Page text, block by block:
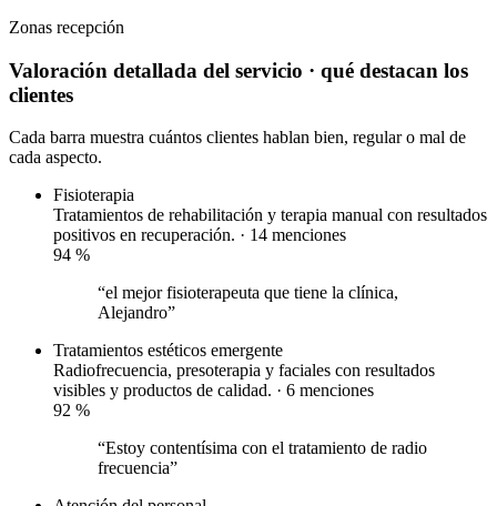
Zonas recepción
Valoración detallada del servicio · qué destacan los
clientes
Cada barra muestra cuántos clientes hablan bien, regular o mal de
cada aspecto.
Fisioterapia
Tratamientos de rehabilitación y terapia manual con resultados
positivos en recuperación. · 14 menciones
94 %
“el mejor fisioterapeuta que tiene la clínica,
Alejandro”
Tratamientos estéticos emergente
Radiofrecuencia, presoterapia y faciales con resultados
visibles y productos de calidad. · 6 menciones
92 %
“Estoy contentísima con el tratamiento de radio
frecuencia”